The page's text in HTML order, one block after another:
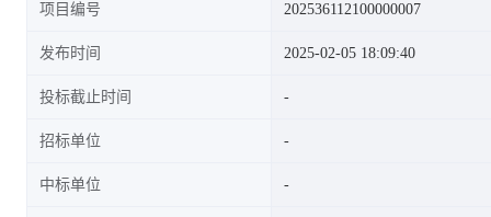
项目编号 202536112100000007
发布时间 2025-02-05 18:09:40
投标截止时间
招标单位
中标单位